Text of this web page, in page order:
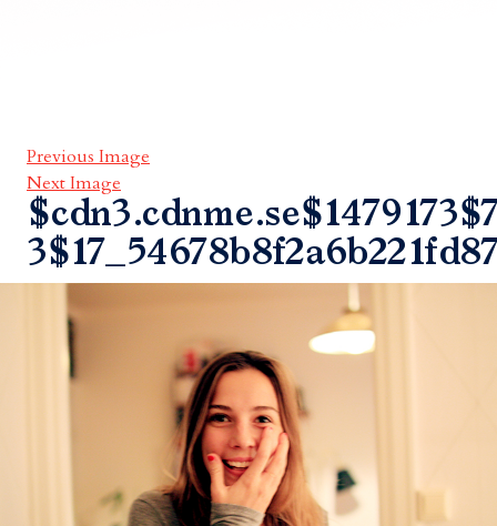
Previous Image
Next Image